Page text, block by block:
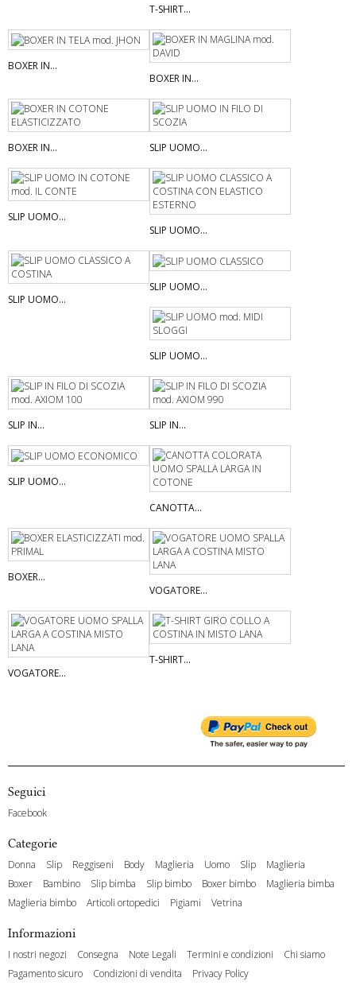
T-SHIRT...
BOXER IN...
BOXER IN...
BOXER IN... SLIP UOMO...
SLIP UOMO...
SLIP UOMO...
SLIP UOMO...
SLIP UOMO...
SLIP UOMO...
SLIP IN... SLIP IN...
SLIP UOMO...
CANOTTA...
BOXER...
VOGATORE...
VOGATORE...
T-SHIRT...
Seguici
Facebook
Categorie
Donna Slip Reggiseni Body Maglieria Uomo Slip
Maglieria
Boxer
Bambino Slip bimba Slip bimbo Boxer bimbo
Maglieria bimba
Maglieria bimbo
Articoli ortopedici Pigiami Vetrina
Informazioni
I nostri negozi Consegna Note Legali Termini e condizioni
Chi siamo
Pagamento sicuro
Condizioni di vendita Privacy Policy